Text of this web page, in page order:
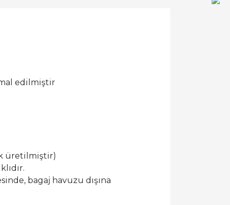
edilmiştir
üretilmiştir)
bagaj havuzu dışına